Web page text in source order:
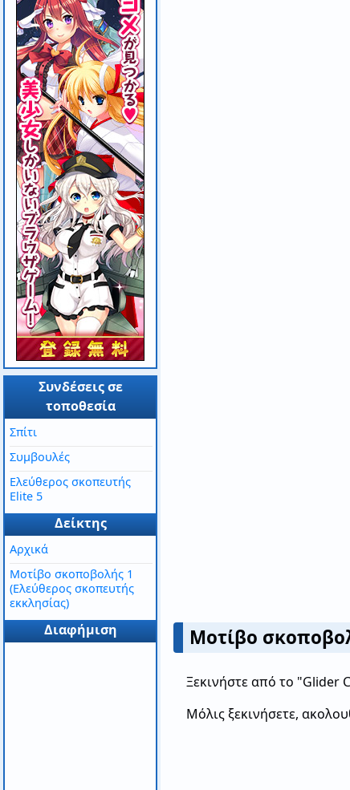
Μοτίβο
Ξεκινήστε από το "Glider
Μόλις ξεκινήσετε,
Συνδέσεις σε
τοποθεσία
Σπίτι
Συμβουλές
Ελεύθερος σκοπευτής
Elite 5
Δείκτης
Αρχικά
Μοτίβο σκοποβολής 1
(Ελεύθερος σκοπευτής
εκκλησίας)
Διαφήμιση